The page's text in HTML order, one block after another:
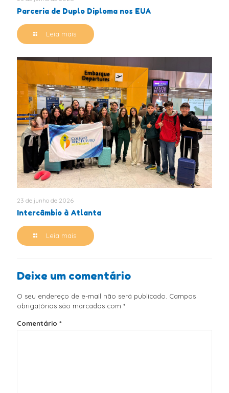
Parceria de Duplo Diploma nos EUA
Leia mais
23 de junho de 2026
Intercâmbio à Atlanta
Leia mais
Deixe um comentário
O seu endereço de e-mail não será publicado. Campos
obrigatórios são marcados com *
Comentário *